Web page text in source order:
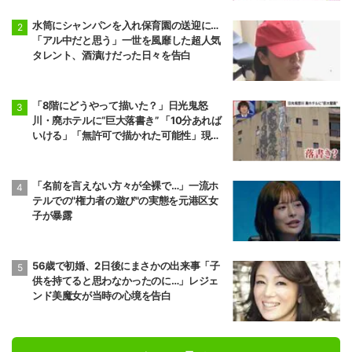
水筒にシャンパンを入れ保育園の送迎に…
「アル中だと思う」一世を風靡した超人気
タレント、酒漬けだった日々を告白
「8階にどうやって描いた？」日光鬼怒
川・廃ホテルに“巨大落書き” 「10分あれば
いける」「無許可で描かれた可能性」現役
「名前を言えない方々が全裸で…」一流ホ
テルでの"権力者の遊び"の実態を元港区女
子が暴露
56歳で初婚、2日後にまさかの出来事「子
供を持てると思わなかったのに…」レジェ
ンド美魔女が当時の心境を告白